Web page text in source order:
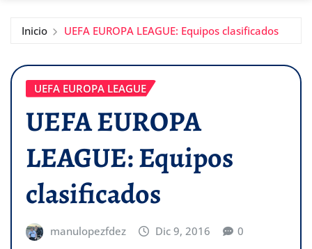
Inicio UEFA EUROPA LEAGUE: Equipos clasificados
UEFA EUROPA LEAGUE
UEFA EUROPA
LEAGUE: Equipos
clasificados
manulopezfdez Dic 9, 2016 0